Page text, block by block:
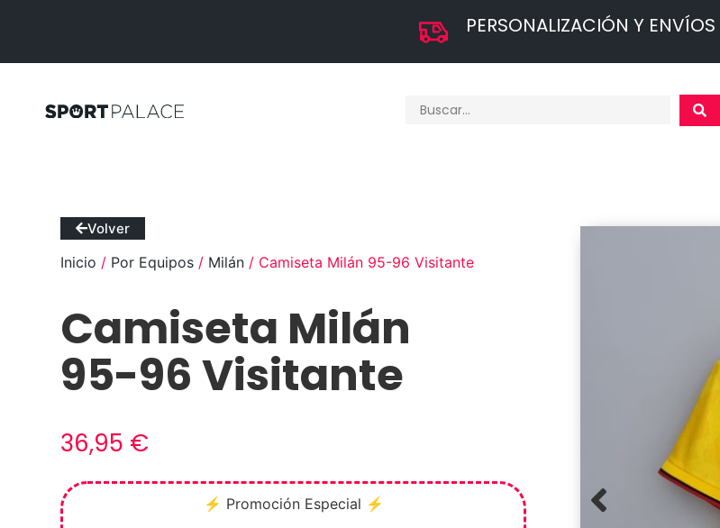
PERSONALIZACIÓN Y ENVÍOS
Volver
Inicio / Por Equipos / Milán / Camiseta Milán 95-96 Visitante
Camiseta Milán
95-96 Visitante
36,95 €
⚡ Promoción Especial ⚡